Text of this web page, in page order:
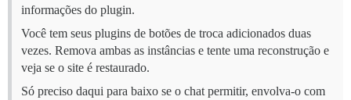
informações do plugin.
Você tem seus plugins de botões de troca adicionados duas
vezes. Remova ambas as instâncias e tente uma reconstrução e
veja se o site é restaurado.
Só preciso daqui para baixo se o chat permitir, envolva-o com